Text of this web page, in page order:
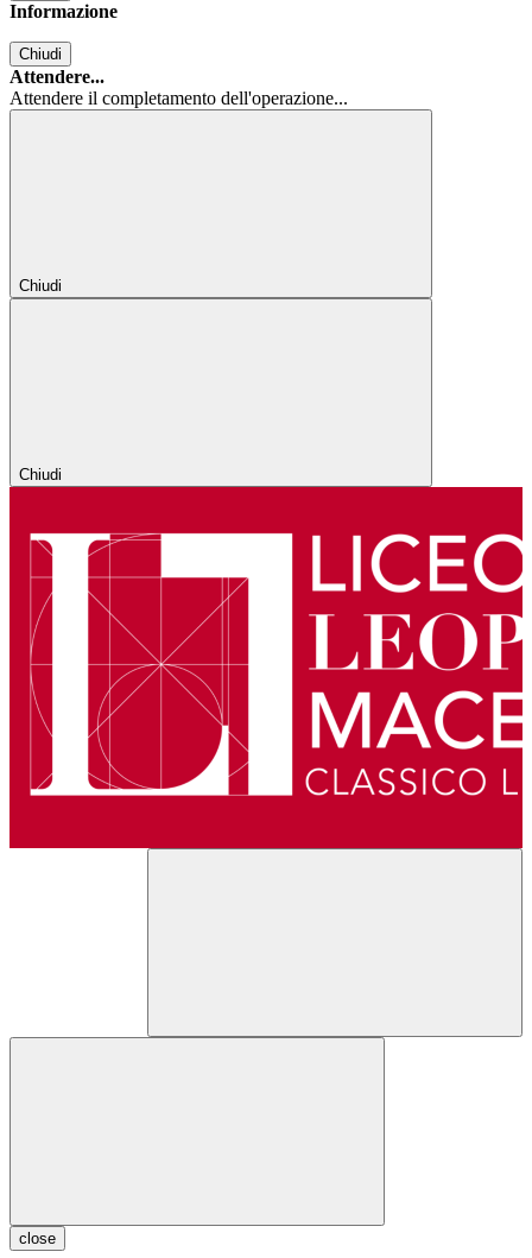
Informazione
Chiudi
Attendere...
Attendere il completamento dell'operazione...
Chiudi
Chiudi
close